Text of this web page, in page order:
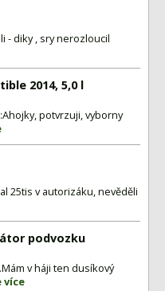
- diky , sry nerozloucil
2014, 5,0 l
potvrzuji, vyborny
25tis v autorizáku, nevěděli
podvozku
v háji ten dusíkový
více